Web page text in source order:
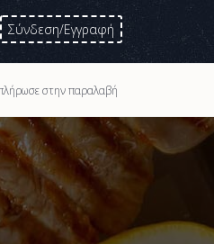
Σύνδεση/Εγγραφή
στην παραλαβή